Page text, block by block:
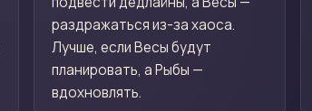
раздражаться из-за хаоса.
Лучше, если Весы будут
планировать, а Рыбы —
вдохновлять.